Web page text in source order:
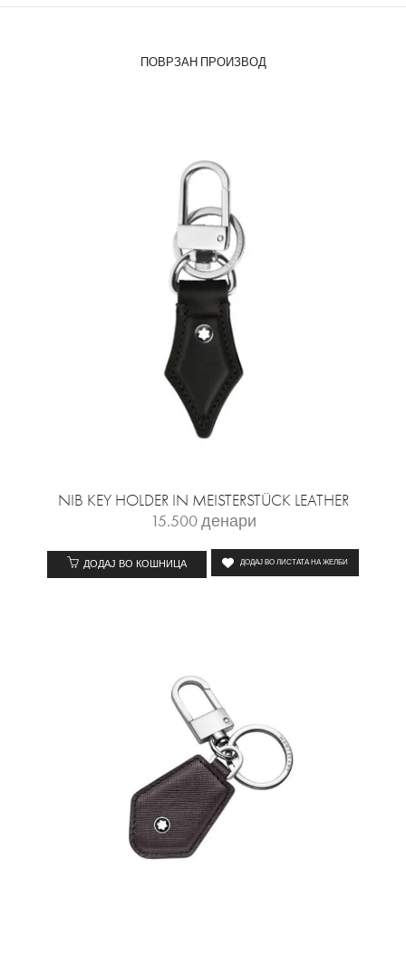
ПОВРЗАН ПРОИЗВОД
NIB KEY HOLDER IN MEISTERSTÜCK LEATHER
15.500денари
ДОДАЈ ВО КОШНИЦА ДОДАЈ ВО ЛИСТАТА НА ЖЕЛБИ